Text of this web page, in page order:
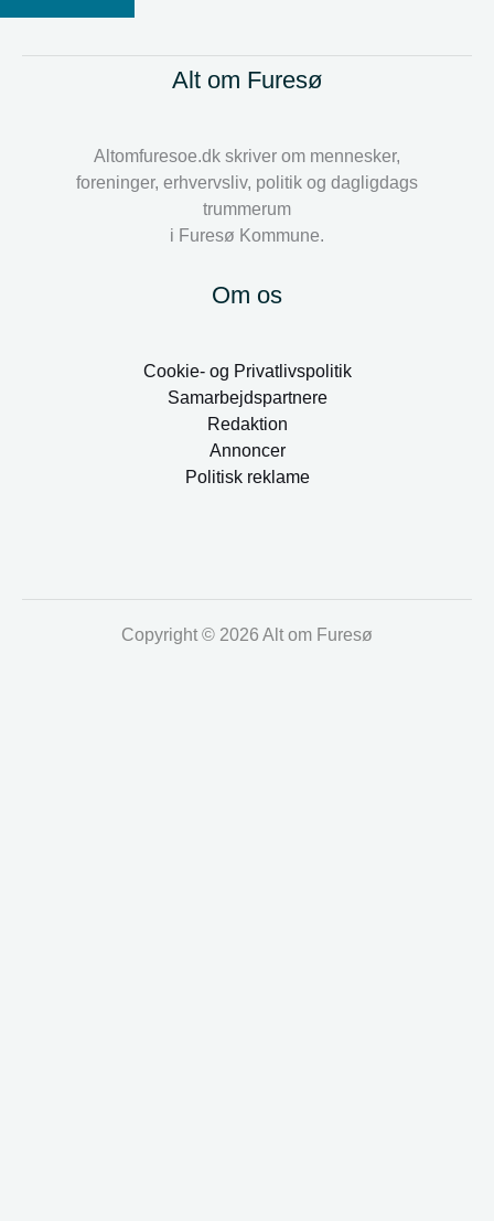
Alt om Furesø
Altomfuresoe.dk skriver om mennesker,
foreninger, erhvervsliv, politik og dagligdags
trummerum
i Furesø Kommune.
Om os
Cookie- og Privatlivspolitik
Samarbejdspartnere
Redaktion
Annoncer
Politisk reklame
Copyright © 2026 Alt om Furesø